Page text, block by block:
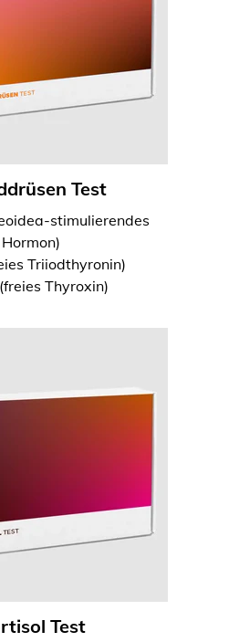
Test
stimulierendes
Hormon)
Triiodthyronin)
Thyroxin)
Test